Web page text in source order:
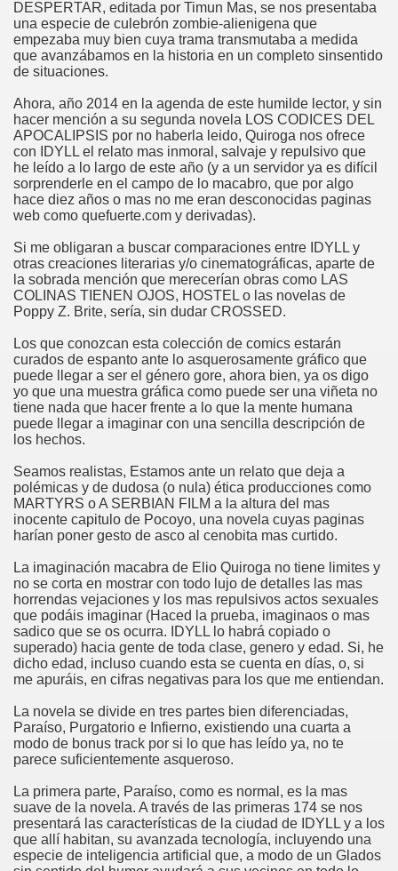
DESPERTAR, editada por Timun Mas, se nos presentaba
una especie de culebrón zombie-alienigena que
empezaba muy bien cuya trama transmutaba a medida
que avanzábamos en la historia en un completo sinsentido
de situaciones.
Ahora, año 2014 en la agenda de este humilde lector, y sin
hacer mención a su segunda novela LOS CODICES DEL
APOCALIPSIS por no haberla leido, Quiroga nos ofrece
con IDYLL el relato mas inmoral, salvaje y repulsivo que
he leído a lo largo de este año (y a un servidor ya es difícil
sorprenderle en el campo de lo macabro, que por algo
hace diez años o mas no me eran desconocidas paginas
web como quefuerte.com y derivadas).
Si me obligaran a buscar comparaciones entre IDYLL y
otras creaciones literarias y/o cinematográficas, aparte de
la sobrada mención que merecerían obras como LAS
COLINAS TIENEN OJOS, HOSTEL o las novelas de
Poppy Z. Brite, sería, sin dudar CROSSED.
Los que conozcan esta colección de comics estarán
curados de espanto ante lo asquerosamente gráfico que
puede llegar a ser el género gore, ahora bien, ya os digo
yo que una muestra gráfica como puede ser una viñeta no
tiene nada que hacer frente a lo que la mente humana
puede llegar a imaginar con una sencilla descripción de
los hechos.
Seamos realistas, Estamos ante un relato que deja a
polémicas y de dudosa (o nula) ética producciones como
MARTYRS o A SERBIAN FILM a la altura del mas
inocente capitulo de Pocoyo, una novela cuyas paginas
harían poner gesto de asco al cenobita mas curtido.
La imaginación macabra de Elio Quiroga no tiene limites y
no se corta en mostrar con todo lujo de detalles las mas
horrendas vejaciones y los mas repulsivos actos sexuales
que podáis imaginar (Haced la prueba, imaginaos o mas
sadico que se os ocurra. IDYLL lo habrá copiado o
superado) hacia gente de toda clase, genero y edad. Si, he
dicho edad, incluso cuando esta se cuenta en días, o, si
me apuráis, en cifras negativas para los que me entiendan.
La novela se divide en tres partes bien diferenciadas,
Paraíso, Purgatorio e Infierno, existiendo una cuarta a
modo de bonus track por si lo que has leído ya, no te
parece suficientemente asqueroso.
La primera parte, Paraíso, como es normal, es la mas
suave de la novela. A través de las primeras 174 se nos
presentará las características de la ciudad de IDYLL y a los
que allí habitan, su avanzada tecnología, incluyendo una
especie de inteligencia artificial que, a modo de un Glados